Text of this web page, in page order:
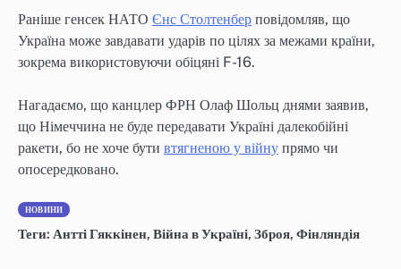
Раніше генсек НАТО Єнс Столтенбер повідомляв, що
Україна може завдавати ударів по цілях за межами країни,
зокрема використовуючи обіцяні F-16.
Нагадаємо, що канцлер ФРН Олаф Шольц днями заявив,
що Німеччина не буде передавати Україні далекобійні
ракети, бо не хоче бути втягненою у війну прямо чи
опосередковано.
НОВИНИ
Теги: Антті Гяккінен, Війна в Україні, Зброя, Фінляндія